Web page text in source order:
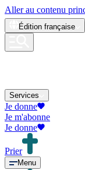
Aller au contenu
Édition française
Services
Je donne
Je m'abonne
Je donne
Prier
Menu